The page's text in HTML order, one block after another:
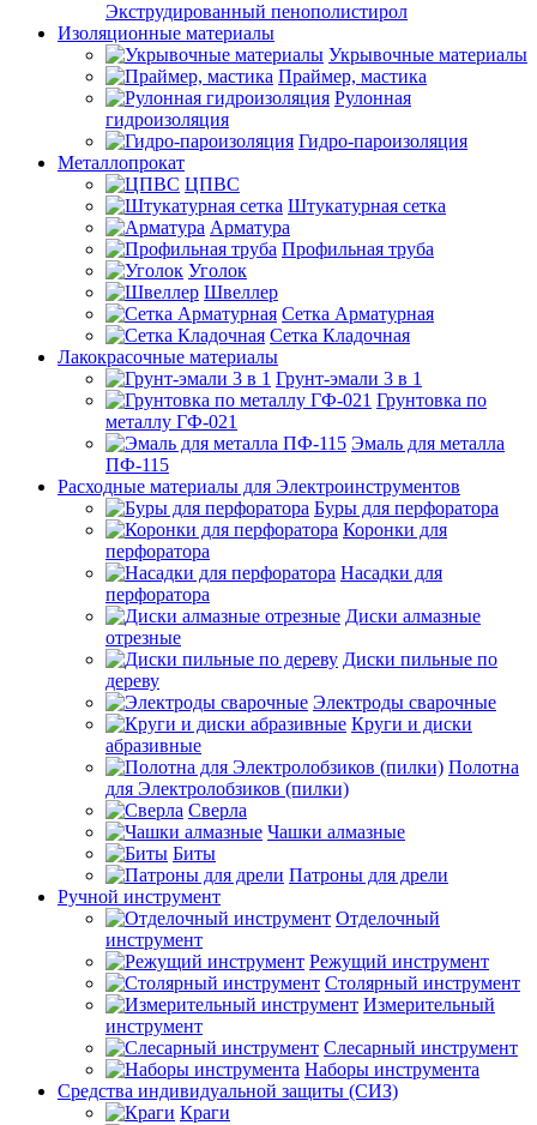
Экструдированный пенополистирол
Изоляционные материалы
Укрывочные материалы
Праймер, мастика
Рулонная
гидроизоляция
Гидро-пароизоляция
Металлопрокат
ЦПВС
Штукатурная сетка
Арматура
Профильная труба
Уголок
Швеллер
Сетка Арматурная
Сетка Кладочная
Лакокрасочные материалы
Грунт-эмали 3 в 1
Грунтовка по
металлу ГФ-021
Эмаль для металла
ПФ-115
Расходные материалы для Электроинструментов
Буры для перфоратора
Коронки для
перфоратора
Насадки для
перфоратора
Диски алмазные
отрезные
Диски пильные по
дереву
Электроды сварочные
Круги и диски
абразивные
Полотна
для Электролобзиков (пилки)
Сверла
Чашки алмазные
Биты
Патроны для дрели
Ручной инструмент
Отделочный
инструмент
Режущий инструмент
Столярный инструмент
Измерительный
инструмент
Слесарный инструмент
Наборы инструмента
Средства индивидуальной защиты (СИЗ)
Краги